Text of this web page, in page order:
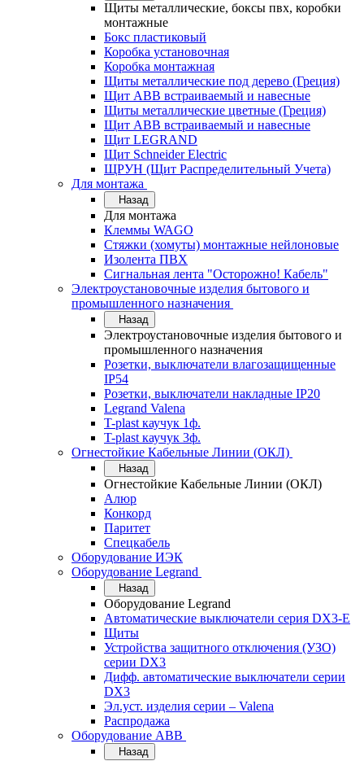
Щиты металлические, боксы пвх, коробки
монтажные
Бокс пластиковый
Коробка установочная
Коробка монтажная
Щиты металлические под дерево (Греция)
Щит ABB встраиваемый и навесные
Щиты металлические цветные (Греция)
Щит ABB встраиваемый и навесные
Щит LEGRAND
Щит Schneider Electric
ЩРУН (Щит Распределительный Учета)
Для монтажа
Назад
Для монтажа
Клеммы WAGO
Стяжки (хомуты) монтажные нейлоновые
Изолента ПВХ
Сигнальная лента "Осторожно! Кабель"
Электроустановочные изделия бытового и
промышленного назначения
Назад
Электроустановочные изделия бытового и
промышленного назначения
Розетки, выключатели влагозащищенные
IP54
Розетки, выключатели накладные IP20
Legrand Valena
T-plast каучук 1ф.
T-plast каучук 3ф.
Огнестойкие Кабельные Линии (ОКЛ)
Назад
Огнестойкие Кабельные Линии (ОКЛ)
Алюр
Конкорд
Паритет
Спецкабель
Оборудование ИЭК
Оборудование Legrand
Назад
Оборудование Legrand
Автоматические выключатели серия DX3-E
Щиты
Устройства защитного отключения (УЗО)
серии DX3
Дифф. автоматические выключатели серии
DX3
Эл.уст. изделия серии – Valena
Распродажа
Оборудование АВВ
Назад